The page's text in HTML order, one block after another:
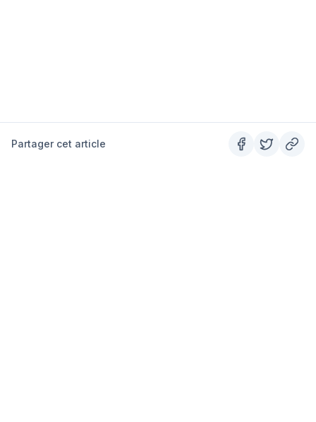
Partager cet article